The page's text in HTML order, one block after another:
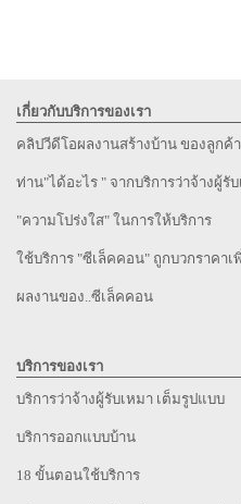
เกี่ยวกับบริการของเรา
คลิปวีดีโอผลงานสร้างบ้าน ของลูกค้
ท่าน"ได้อะไร " จากบริการว่าจ้างผู้รั
"ความโปร่งใส" ในการให้บริการ
ใช้บริการ "ซีเล็คคอน" ถูกบวกราคาเ
ผลงานของ..ซีเล็คคอน
บริการของเรา
บริการว่าจ้างผู้รับเหมา เต็มรูปแบบ
บริการออกแบบบ้าน
18 ขั้นตอนใช้บริการ